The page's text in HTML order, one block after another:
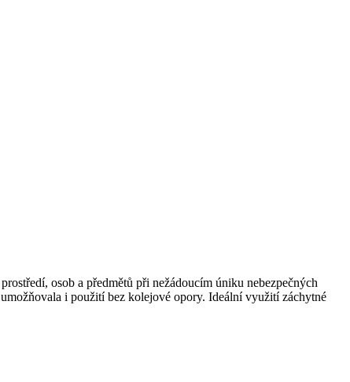
osob a předmětů při nežádoucím úniku nebezpečných
i použití bez kolejové opory. Ideální využití záchytné